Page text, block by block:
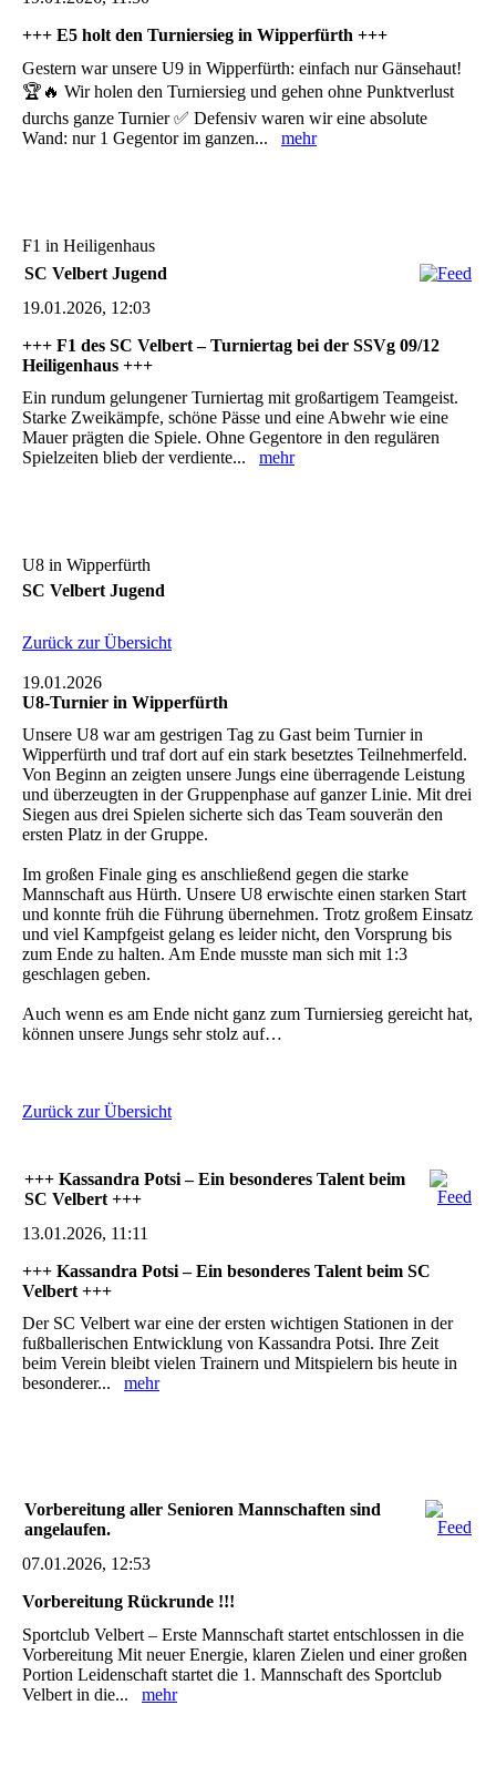
+++ E5 holt den Turniersieg in Wipperfürth +++
Gestern war unsere U9 in Wipperfürth: einfach nur Gänsehaut!
🏆🔥 Wir holen den Turniersieg und gehen ohne Punktverlust
durchs ganze Turnier ✅ Defensiv waren wir eine absolute
Wand: nur 1 Gegentor im ganzen... mehr
F1 in Heiligenhaus
SC Velbert Jugend
19.01.2026, 12:03
+++ F1 des SC Velbert – Turniertag bei der SSVg 09/12
Heiligenhaus +++
Ein rundum gelungener Turniertag mit großartigem Teamgeist.
Starke Zweikämpfe, schöne Pässe und eine Abwehr wie eine
Mauer prägten die Spiele. Ohne Gegentore in den regulären
Spielzeiten blieb der verdiente... mehr
U8 in Wipperfürth
SC Velbert Jugend
Zurück zur Übersicht
19.01.2026
U8-Turnier in Wipperfürth
Unsere U8 war am gestrigen Tag zu Gast beim Turnier in
Wipperfürth und traf dort auf ein stark besetztes Teilnehmerfeld.
Von Beginn an zeigten unsere Jungs eine überragende Leistung
und überzeugten in der Gruppenphase auf ganzer Linie. Mit drei
Siegen aus drei Spielen sicherte sich das Team souverän den
ersten Platz in der Gruppe.
Im großen Finale ging es anschließend gegen die starke
Mannschaft aus Hürth. Unsere U8 erwischte einen starken Start
und konnte früh die Führung übernehmen. Trotz großem Einsatz
und viel Kampfgeist gelang es leider nicht, den Vorsprung bis
zum Ende zu halten. Am Ende musste man sich mit 1:3
geschlagen geben.
Auch wenn es am Ende nicht ganz zum Turniersieg gereicht hat,
können unsere Jungs sehr stolz auf…
Zurück zur Übersicht
+++ Kassandra Potsi – Ein besonderes Talent beim
SC Velbert +++
13.01.2026, 11:11
+++ Kassandra Potsi – Ein besonderes Talent beim SC
Velbert +++
Der SC Velbert war eine der ersten wichtigen Stationen in der
fußballerischen Entwicklung von Kassandra Potsi. Ihre Zeit
beim Verein bleibt vielen Trainern und Mitspielern bis heute in
besonderer... mehr
Vorbereitung aller Senioren Mannschaften sind
angelaufen.
07.01.2026, 12:53
Vorbereitung Rückrunde !!!
Sportclub Velbert – Erste Mannschaft startet entschlossen in die
Vorbereitung Mit neuer Energie, klaren Zielen und einer großen
Portion Leidenschaft startet die 1. Mannschaft des Sportclub
Velbert in die... mehr